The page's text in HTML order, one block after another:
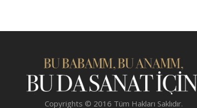
Copyrights © 2016 Tüm Hakları Saklıdır.